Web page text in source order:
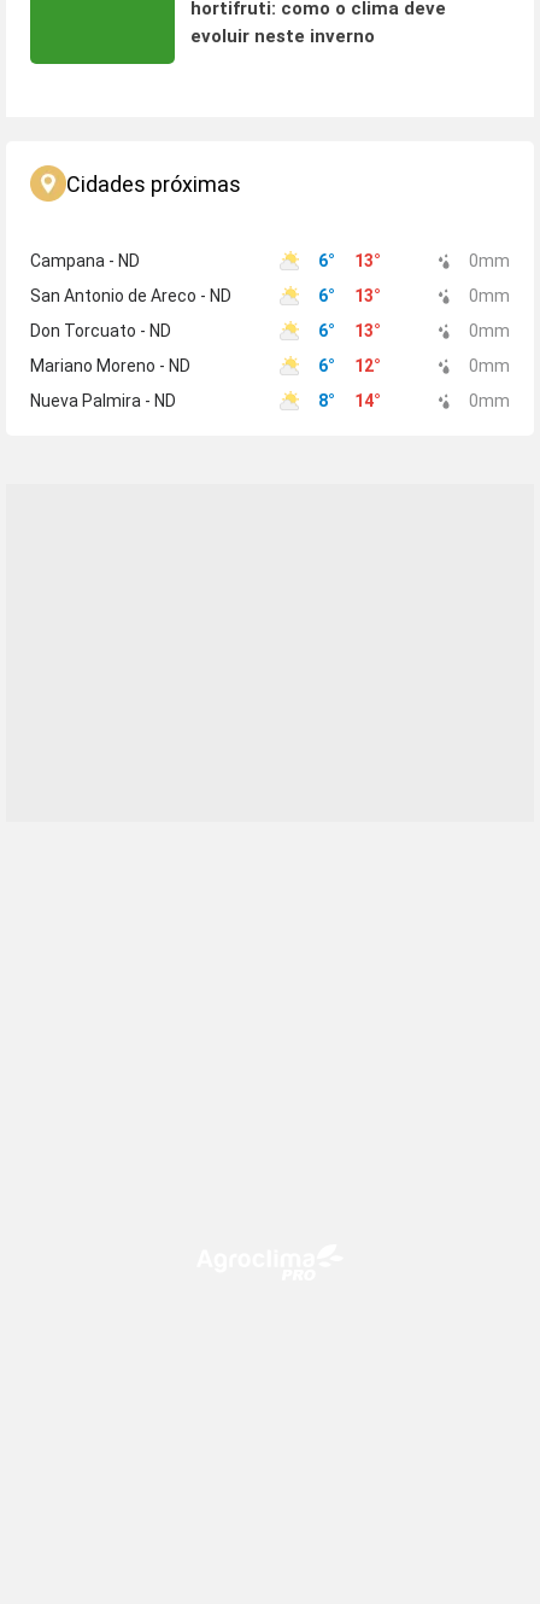
hortifruti: como o clima deve
evoluir neste inverno
Cidades próximas
Campana - ND 6° 13° 0mm
San Antonio de Areco - ND
6° 13° 0mm
Don Torcuato - ND
6° 13° 0mm
Mariano Moreno - ND
6° 12° 0mm
Nueva Palmira - ND
8° 14° 0mm